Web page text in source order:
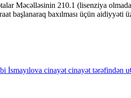
Məcəlləsinin 210.1 (lisenziya
başlanaraq baxılması üçün
İsmayılova cinayət cinayət tərəfindən